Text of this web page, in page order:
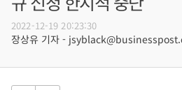
2022-12-19 20:23:30
장상유 기자 -